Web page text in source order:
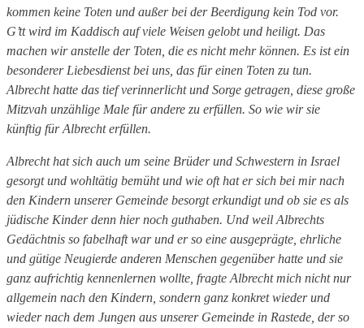
kommen keine Toten und außer bei der Beerdigung kein Tod vor.
G’tt wird im Kaddisch auf viele Weisen gelobt und heiligt. Das
machen wir anstelle der Toten, die es nicht mehr können. Es ist ein
besonderer Liebesdienst bei uns, das für einen Toten zu tun.
Albrecht hatte das tief verinnerlicht und Sorge getragen, diese große
Mitzvah unzählige Male für andere zu erfüllen. So wie wir sie
künftig für Albrecht erfüllen.
Albrecht hat sich auch um seine Brüder und Schwestern in Israel
gesorgt und wohltätig bemüht und wie oft hat er sich bei mir nach
den Kindern unserer Gemeinde besorgt erkundigt und ob sie es als
jüdische Kinder denn hier noch guthaben. Und weil Albrechts
Gedächtnis so fabelhaft war und er so eine ausgeprägte, ehrliche
und gütige Neugierde anderen Menschen gegenüber hatte und sie
ganz aufrichtig kennenlernen wollte, fragte Albrecht mich nicht nur
allgemein nach den Kindern, sondern ganz konkret wieder und
wieder nach dem Jungen aus unserer Gemeinde in Rastede, der so